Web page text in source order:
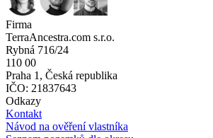
Firma
TerraAncestra.com s.r.o.
Rybná 716/24
110 00
Praha 1, Česká republika
IČO: 21837643
Odkazy
Kontakt
Návod na ověření vlastníka